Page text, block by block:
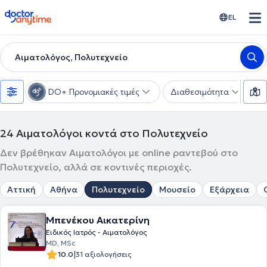
doctoranytime EL
Αιματολόγος, Πολυτεχνείο
DO+ Προνομιακές τιμές Διαθεσιμότητα
24 Αιματολόγοι κοντά στο Πολυτεχνείο
Δεν βρέθηκαν Αιματολόγοι με online ραντεβού στο
Πολυτεχνείο, αλλά σε κοντινές περιοχές.
Αττική Αθήνα Πολυτεχνείο Μουσείο Εξάρχεια
Μπενέκου Αικατερίνη
Ειδικός Ιατρός - Αιματολόγος
MD, MSc
10.0|31 αξιολογήσεις